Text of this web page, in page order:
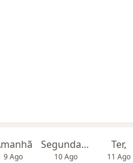
9 Ago
Segunda-feira
10 Ago
Ter,
11 Ago